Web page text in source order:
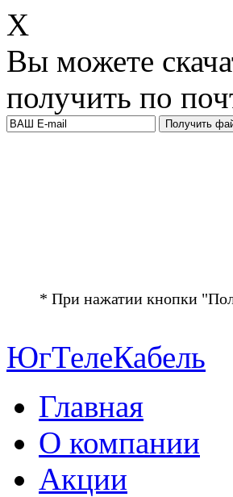
Х
Вы можете
получить по
* При нажатии кнопки
ЮгТелеКабель
Главная
О компании
Акции